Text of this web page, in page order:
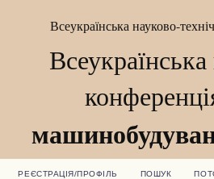
Всеукраїнська науково-
РЕЄСТРАЦІЯ/ПРОФІЛЬ ПОШУК